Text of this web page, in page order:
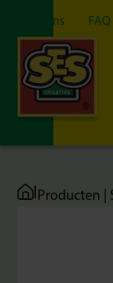
Over ons FAQ
|Producten